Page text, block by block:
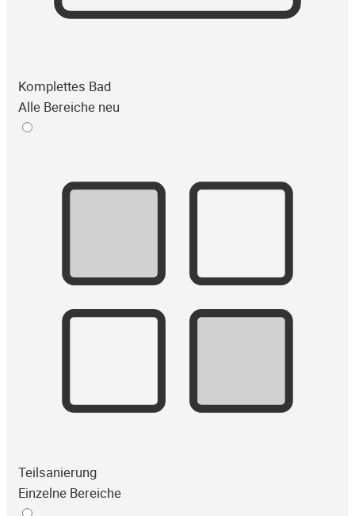
Komplettes Bad
Alle Bereiche neu
Teilsanierung
Einzelne Bereiche